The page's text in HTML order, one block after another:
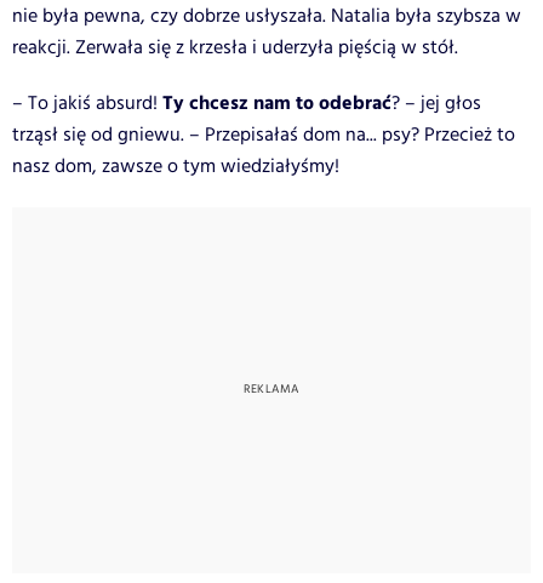
nie była pewna, czy dobrze usłyszała. Natalia była szybsza w
reakcji. Zerwała się z krzesła i uderzyła pięścią w stół.
– To jakiś absurd! Ty chcesz nam to odebrać? – jej głos
trząsł się od gniewu. – Przepisałaś dom na... psy? Przecież to
nasz dom, zawsze o tym wiedziałyśmy!